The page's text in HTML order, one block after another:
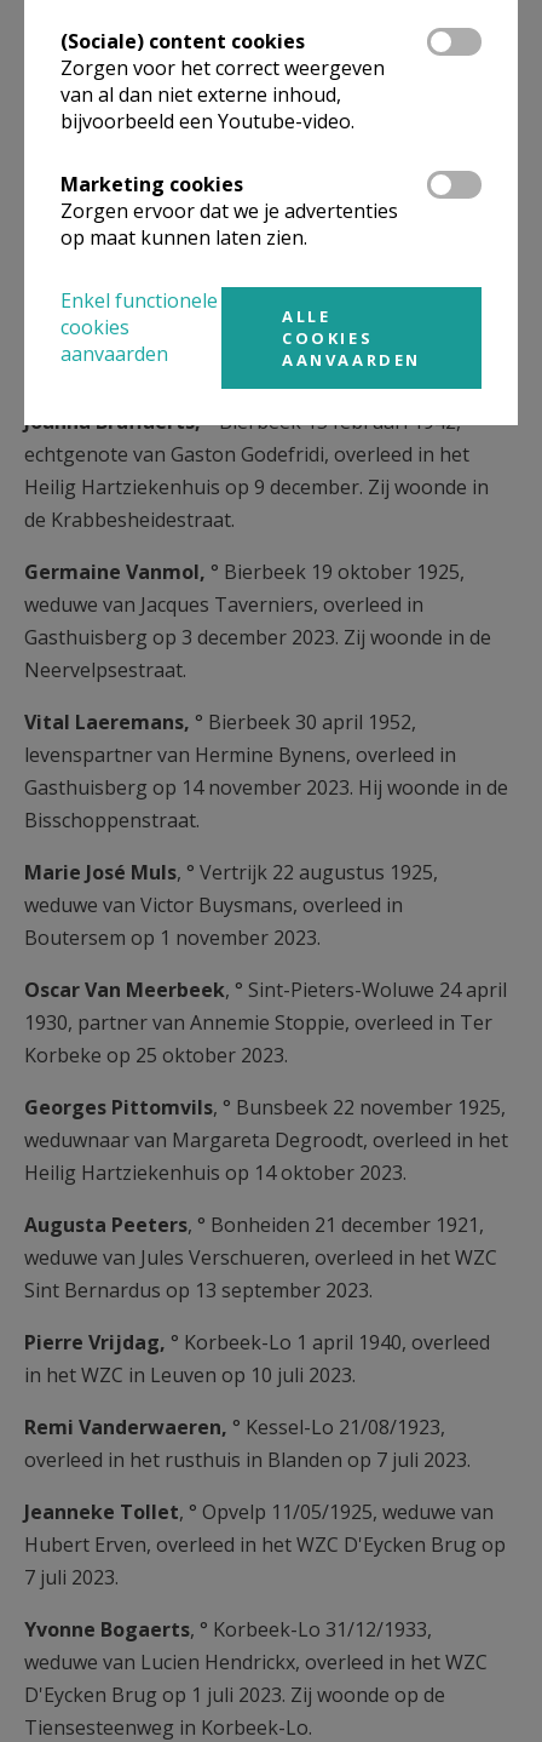
de Tiensensteenweg in Lovenjoel.
Alina Wertoy, ° Roosbeek 23 maart 1934, weduwe
van Domien De Becker, overleed in het Heilig
Hartziekenhuis op 8 januari 2024. Zij woonde aan de
Latstraat.
2023
Paula Vansteenwegen,
overleed in Huldenberg op 31 december 2023. Zij
woonde in de Dreefstraat.
Joanna Bruffaerts, °Bierbeek 15 februari 1942,
echtgenote van Gaston Godefridi, overleed in het
Heilig Hartziekenhuis op 9 december. Zij woonde in
de Krabbesheidestraat.
Germaine Vanmol, ° Bierbeek 19 oktober 1925,
weduwe van Jacques Taverniers, overleed in
Gasthuisberg op 3 december 2023. Zij woonde in de
Neervelpsestraat.
Vital Laeremans, ° Bierbeek 30 april 1952,
levenspartner van Hermine Bynens, overleed in
Gasthuisberg op 14 november 2023. Hij woonde in de
Bisschoppenstraat.
Marie José Muls, ° Vertrijk 22 augustus 1925,
weduwe van Victor Buysmans, overleed in
Boutersem op 1 november 2023.
Oscar Van Meerbeek, ° Sint-Pieters-Woluwe 24 april
1930, partner van Annemie Stoppie, overleed in Ter
Korbeke op 25 oktober 2023.
Georges Pittomvils, ° Bunsbeek 22 november 1925,
weduwnaar van Margareta Degroodt, overleed in het
Heilig Hartziekenhuis op 14 oktober 2023.
Augusta Peeters, ° Bonheiden 21 december 1921,
weduwe van Jules Verschueren, overleed in het WZC
Sint Bernardus op 13 september 2023.
Pierre Vrijdag, ° Korbeek-Lo 1 april 1940, overleed
in het WZC in Leuven op 10 juli 2023.
Remi Vanderwaeren, ° Kessel-Lo 21/08/1923,
overleed in het rusthuis in Blanden op 7 juli 2023.
Jeanneke Tollet, ° Opvelp 11/05/1925, weduwe van
Hubert Erven, overleed in het WZC D'Eycken Brug op
7 juli 2023.
Yvonne Bogaerts, ° Korbeek-Lo 31/12/1933,
weduwe van Lucien Hendrickx, overleed in het WZC
D'Eycken Brug op 1 juli 2023. Zij woonde op de
Tiensesteenweg in Korbeek-Lo.
(Sociale) content cookies
Zorgen voor het correct weergeven
van al dan niet externe inhoud,
bijvoorbeeld een Youtube-video.
Marketing cookies
Zorgen ervoor dat we je advertenties
op maat kunnen laten zien.
Enkel functionele
cookies
aanvaarden
ALLE
COOKIES
AANVAARDEN